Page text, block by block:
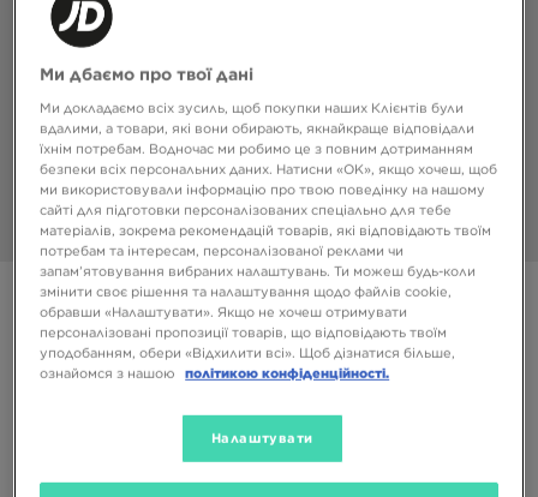
ONLY AT JD
FILA CRESS
Доступні Кольори
Ми дбаємо про твої дані
Ми докладаємо всіх зусиль, щоб покупки наших Клієнтів були
вдалими, а товари, які вони обирають, якнайкраще відповідали
їхнім потребам. Водночас ми робимо це з повним дотриманням
безпеки всіх персональних даних. Натисни «OK», якщо хочеш, щоб
ми використовували інформацію про твою поведінку на нашому
сайті для підготовки персоналізованих спеціально для тебе
матеріалів, зокрема рекомендацій товарів, які відповідають твоїм
потребам та інтересам, персоналізованої реклами чи
запам’ятовування вибраних налаштувань. Ти можеш будь-коли
змінити своє рішення та налаштування щодо файлів cookie,
обравши «Налаштувати». Якщо не хочеш отримувати
персоналізовані пропозиції товарів, що відповідають твоїм
уподобанням, обери «Відхилити всі». Щоб дізнатися більше,
ознайомся з нашою
політикою конфіденційності.
Налаштувати